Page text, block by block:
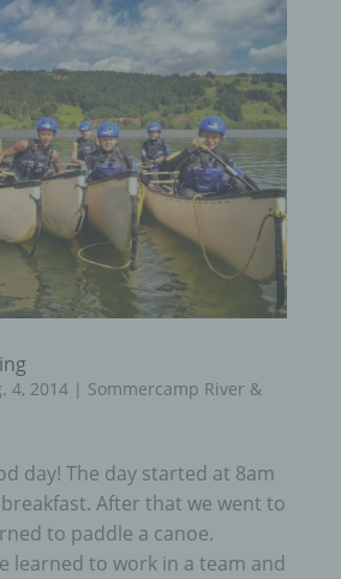
4, 2014| Sommercamp River &
day! The day started at 8am
After that we went to
to paddle a canoe.
learned to work in a team and